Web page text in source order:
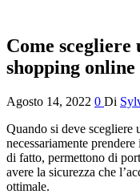
Come
shopping online
Agosto 14, 2022 0 Di
Quando si deve scegliere
necessariamente
di fatto, permettono di
avere la sicurezza che
ottimale.